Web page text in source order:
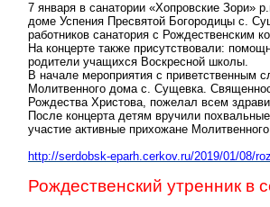
7 января в санатории «Хопровские Зори»
доме Успения Пресвятой Богородицы с.
работников санатория с Рождественским
На концерте также присутствовали:
родители учащихся Воскресной школы.
В начале мероприятия с приветственным
Молитвенного дома с. Сущевка.
Рождества Христова, пожелал всем
После концерта детям вручили
участие активные прихожане
http://serdobsk-eparh.cerkov.ru/2019/01/08/
Рождественский утренник в